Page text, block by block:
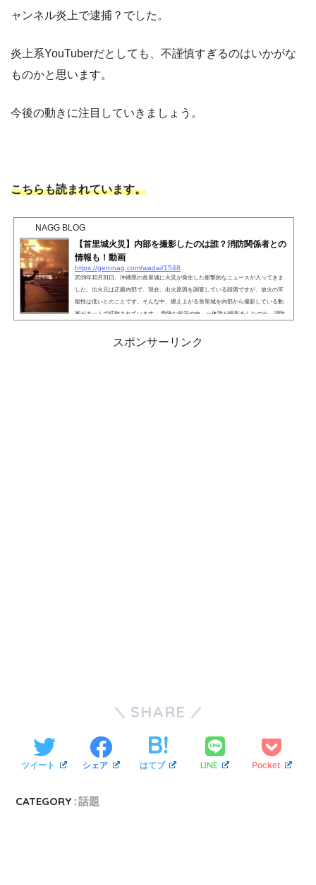
ャンネル炎上で逮捕？でした。
炎上系YouTuberだとしても、不謹慎すぎるのはいかがな
ものかと思います。
今後の動きに注目していきましょう。
こちらも読まれています。
NAGG BLOG
【首里城火災】内部を撮影したのは誰？消防関係者との
情報も！動画
https://geronag.com/wadai/1548
2019年10月31日、沖縄県の首里城に火災が発生した衝撃的なニュースが入ってきま
した。出火元は正殿内部で、現在、出火原因を調査している段階ですが、放火の可
能性は低いとのことです。そんな中、燃え上がる首里城を内部から撮影している動
画がネットで拡散されています。 危険な状況の中、一体誰が撮影をしたのか、消防
れています。【首里城火災】内部を撮影したのは誰？ 首里城に火災が発生し、物凄
い勢いで燃え上がっている中、敷地内...
スポンサーリンク
SHARE
ツイート シェア はてブ LINE Pocket
CATEGORY :話題